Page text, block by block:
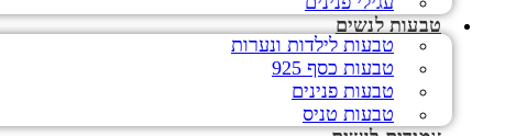
טבעות לנשים
טבעות לילדות ונערות
טבעות כסף 925
טבעות פנינים
טבעות טניס